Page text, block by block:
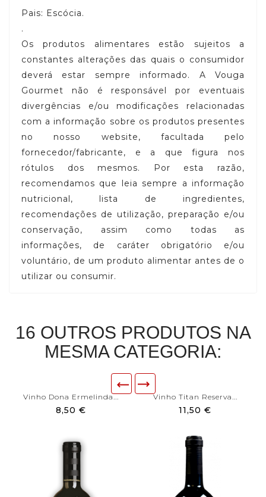
Pais: Escócia.
.
Os produtos alimentares estão sujeitos a
constantes alterações das quais o consumidor
deverá estar sempre informado. A Vouga
Gourmet não é responsável por eventuais
divergências e/ou modificações relacionadas
com a informação sobre os produtos presentes
no nosso website, facultada pelo
fornecedor/fabricante, e a que figura nos
rótulos dos mesmos. Por esta razão,
recomendamos que leia sempre a informação
nutricional, lista de ingredientes,
recomendações de utilização, preparação e/ou
conservação, assim como todas as
informações, de caráter obrigatório e/ou
voluntário, de um produto alimentar antes de o
utilizar ou consumir.
16 OUTROS PRODUTOS NA
MESMA CATEGORIA:
Vinho Dona Ermelinda...
8,50 €
Vinho Titan Reserva...
11,50 €